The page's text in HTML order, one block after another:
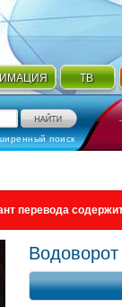
ТВ
поиск
перевода
Водоворот